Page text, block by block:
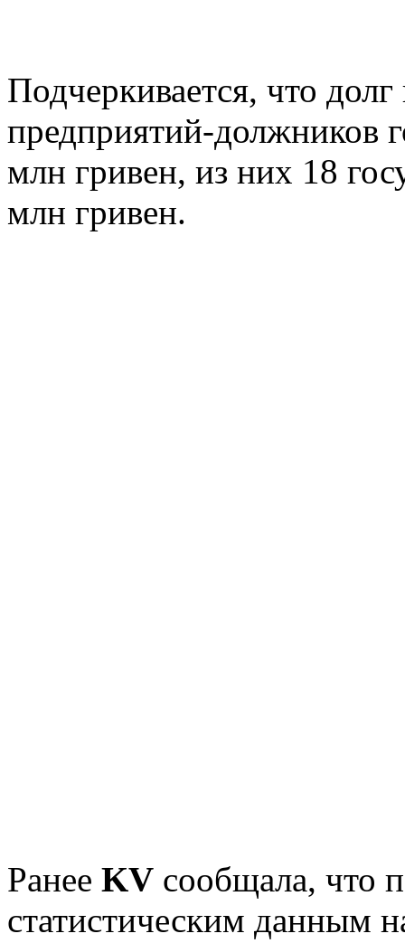
Подчеркивается, что
предприятий-должников
млн гривен, из них 18
млн гривен.
Ранее KV сообщала, что
статистическим данным